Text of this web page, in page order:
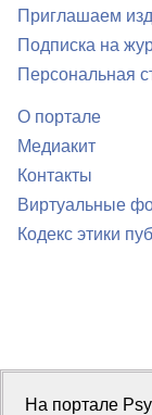
Приглашаем
Подписка на
Персональная
О портале
Медиакит
Контакты
Виртуальные
Кодекс этики
Портал
На портале